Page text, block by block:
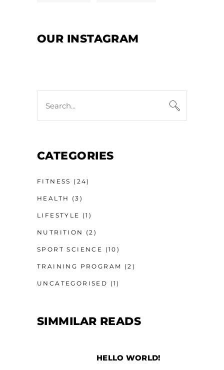
OUR INSTAGRAM
CATEGORIES
FITNESS (24)
HEALTH (3)
LIFESTYLE (1)
NUTRITION (2)
SPORT SCIENCE (10)
TRAINING PROGRAM (2)
UNCATEGORISED (1)
SIMMILAR READS
HELLO WORLD!